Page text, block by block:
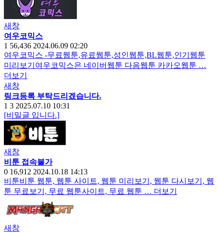
새창
여우코믹스
1 56,436 2024.06.09 02:20
여우코믹스 -무료웹툰,유료웹툰,성인웹툰,BL웹툰,인기웹툰
미리보기여우코믹스은 네이버웹툰 다음웹툰 카카오웹툰 …
더보기
새창
링크등록 부탁드리겠습니다.
1 3 2025.07.10 10:31
[비밀글 입니다.]
새창
비툰 접속불가
0 16,912 2024.10.18 14:13
비툰비툰 웹툰, 웹툰 사이트, 웹툰 미리보기, 웹툰 다시보기, 웹
툰 무료보기, 무료 웹툰사이트, 무료 웹툰 … 더보기
새창